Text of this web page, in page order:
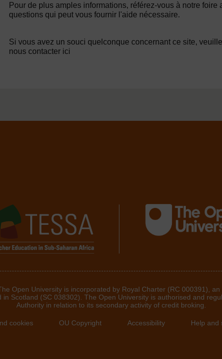
Pour de plus amples informations, référez-vous à notre foire
questions qui peut vous fournir l'aide nécessaire.
Si vous avez un souci quelconque concernant ce site,
nous contacter ici
Open University is incorporated by Royal Charter (RC 000391),
in Scotland (SC 038302). The Open University is authorised and
Authority in relation to its secondary activity of credit broking.
cookies OU Copyright Accessibility Help and